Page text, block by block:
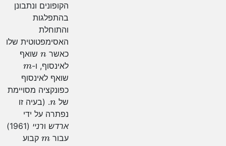
הקופונים ונתבונן
בהתפלגות
והתוחלת
האסימפטוטית שלו
כאשר nשואף
לאינסוף, ו-m
שואף לאינסוף
כפונקציה מסויימת
של n. (בעיה זו
נפתרה על ידי
ארדש ורניי
(1961)
עבור m קבוע